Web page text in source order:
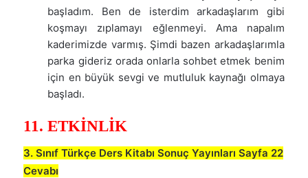
başladım. Ben de isterdim arkadaşlarım gibi
koşmayı zıplamayı eğlenmeyi. Ama napalım
kaderimizde varmış. Şimdi bazen arkadaşlarımla
parka gideriz orada onlarla sohbet etmek benim
için en büyük sevgi ve mutluluk kaynağı olmaya
başladı.
11. ETKİNLİK
3. Sınıf Türkçe Ders Kitabı Sonuç Yayınları Sayfa 22
Cevabı